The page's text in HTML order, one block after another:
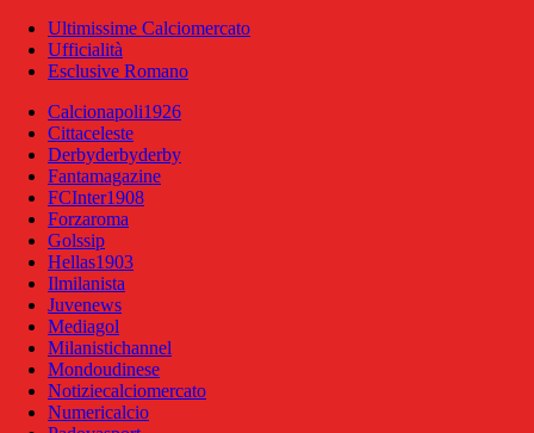
Ultimissime Calciomercato
Ufficialità
Esclusive Romano
Calcionapoli1926
Cittaceleste
Derbyderbyderby
Fantamagazine
FCInter1908
Forzaroma
Golssip
Hellas1903
Ilmilanista
Juvenews
Mediagol
Milanistichannel
Mondoudinese
Notiziecalciomercato
Numericalcio